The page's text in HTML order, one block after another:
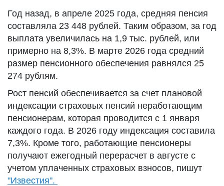
Год назад, в апреле 2025 года, средняя пенсия
составляла 23 448 рублей. Таким образом, за год
выплата увеличилась на 1,9 тыс. рублей, или
примерно на 8,3%. В марте 2026 года средний
размер пенсионного обеспечения равнялся 25
274 рублям.
Рост пенсий обеспечивается за счет плановой
индексации страховых пенсий неработающим
пенсионерам, которая проводится с 1 января
каждого года. В 2026 году индексация составила
7,3%. Кроме того, работающие пенсионеры
получают ежегодный перерасчет в августе с
учетом уплаченных страховых взносов, пишут
"Известия".